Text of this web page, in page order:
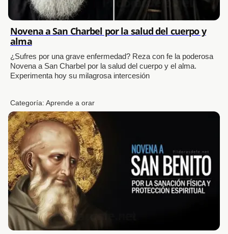
Novena a San Charbel por la salud del cuerpo y
alma
¿Sufres por una grave enfermedad? Reza con fe la poderosa
Novena a San Charbel por la salud del cuerpo y el alma.
Experimenta hoy su milagrosa intercesión
Categoría:Aprende a orar